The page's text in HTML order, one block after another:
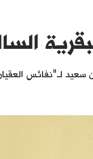
لـ"نفائس